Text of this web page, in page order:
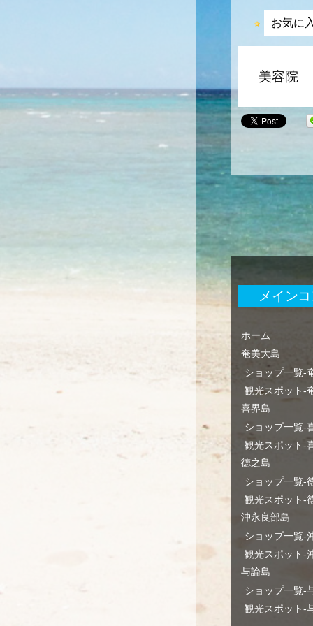
お気に
美容院
メイン
ホーム
奄美大島
ショップ一覧-
観光スポット-
喜界島
ショップ一覧-
観光スポット-
徳之島
ショップ一覧-
観光スポット-
沖永良部島
ショップ一覧-
観光スポット-
与論島
ショップ一覧-
観光スポット-